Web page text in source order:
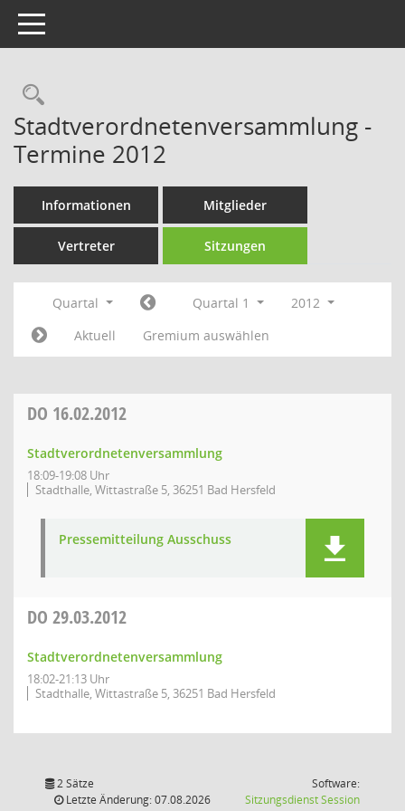
Toggle navigation
Rechercheauswahl
Stadtverordnetenversammlung -
Termine 2012
Informationen Mitglieder
Vertreter Sitzungen
Quartal Quartal 1
2012
Aktuell
Gremium auswählen
DO 16.02.2012
Stadtverordnetenversammlung
18:09-19:08 Uhr
Stadthalle, Wittastraße 5, 36251 Bad Hersfeld
Pressemitteilung Ausschuss
DO 29.03.2012
Stadtverordnetenversammlung
18:02-21:13 Uhr
Stadthalle, Wittastraße 5, 36251 Bad Hersfeld
2 Sätze
Letzte Änderung: 07.08.2026
Software:
SitzungsdienstSession(Wird in